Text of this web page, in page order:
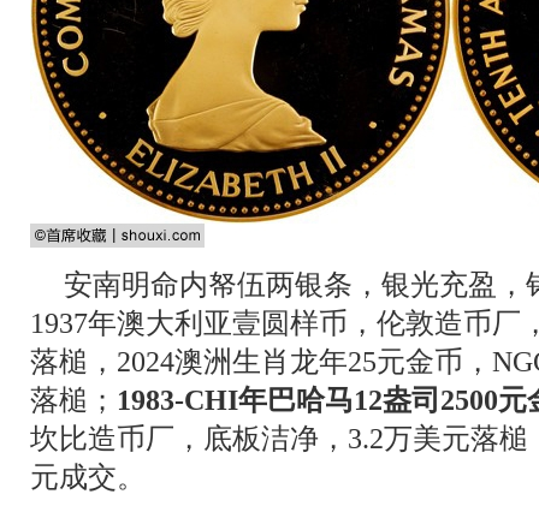
安南明命内帑伍两银条，银光充盈，
1937年澳大利亚壹圆样币，伦敦造币厂
落槌，2024澳洲生肖龙年25元金币，
落槌； 1983-CHI年巴哈马12盎司2500元
坎比造币厂，底板洁净，3.2万美元落槌
元成交。